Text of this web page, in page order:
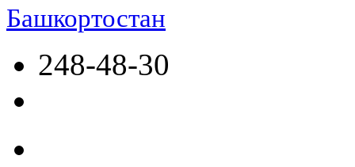
Башкортостан
248-48-30